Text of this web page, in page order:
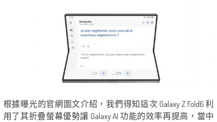
根據曝光的官網圖文介紹，我們得知這次 Galaxy Z Fold6 利
用了其折疊螢幕優勢讓 Galaxy AI 功能的效率再提高，當中